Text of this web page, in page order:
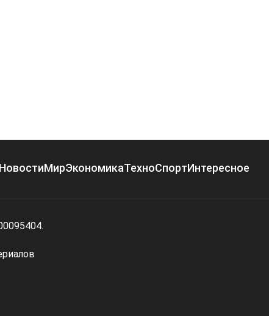
НовостиМирЭкономикаТехноСпортИнтересное